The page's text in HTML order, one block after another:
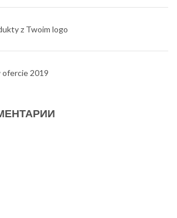
z Twoim logo
ofercie 2019